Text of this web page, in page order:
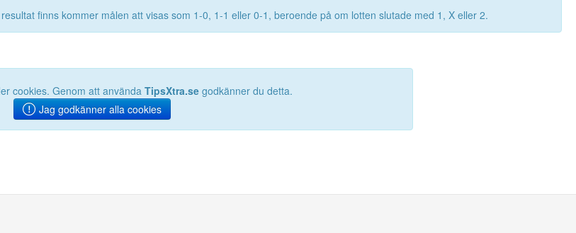
finns kommer målen att visas som 1-0, 1-1 eller 0-1, beroende på om lotten slutade med 1, X eller 2.
cookies. Genom att användaTipsXtra.se godkänner du detta.
Jag godkänner alla cookies